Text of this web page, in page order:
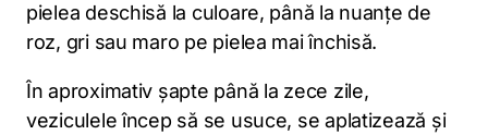
pielea deschisă la culoare, până la nuanțe de
roz, gri sau maro pe pielea mai închisă.
În aproximativ șapte până la zece zile,
veziculele încep să se usuce, se aplatizează și